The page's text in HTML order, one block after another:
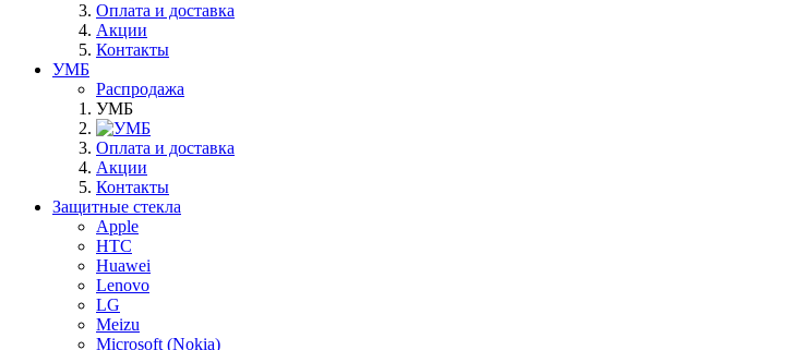
Оплата и доставка
Акции
Контакты
УМБ
Распродажа
УМБ
Оплата и доставка
Акции
Контакты
Защитные стекла
Apple
HTC
Huawei
Lenovo
LG
Meizu
Microsoft (Nokia)